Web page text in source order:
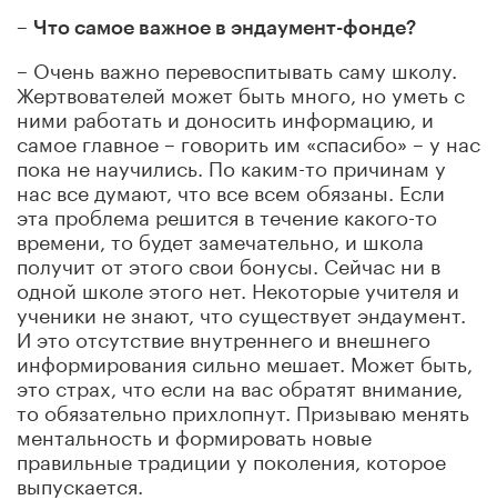
– Что самое важное в эндаумент-фонде?
– Очень важно перевоспитывать саму школу.
Жертвователей может быть много, но уметь с
ними работать и доносить информацию, и
самое главное – говорить им «спасибо» – у нас
пока не научились. По каким-то причинам у
нас все думают, что все всем обязаны. Если
эта проблема решится в течение какого-то
времени, то будет замечательно, и школа
получит от этого свои бонусы. Сейчас ни в
одной школе этого нет. Некоторые учителя и
ученики не знают, что существует эндаумент.
И это отсутствие внутреннего и внешнего
информирования сильно мешает. Может быть,
это страх, что если на вас обратят внимание,
то обязательно прихлопнут. Призываю менять
ментальность и формировать новые
правильные традиции у поколения, которое
выпускается.